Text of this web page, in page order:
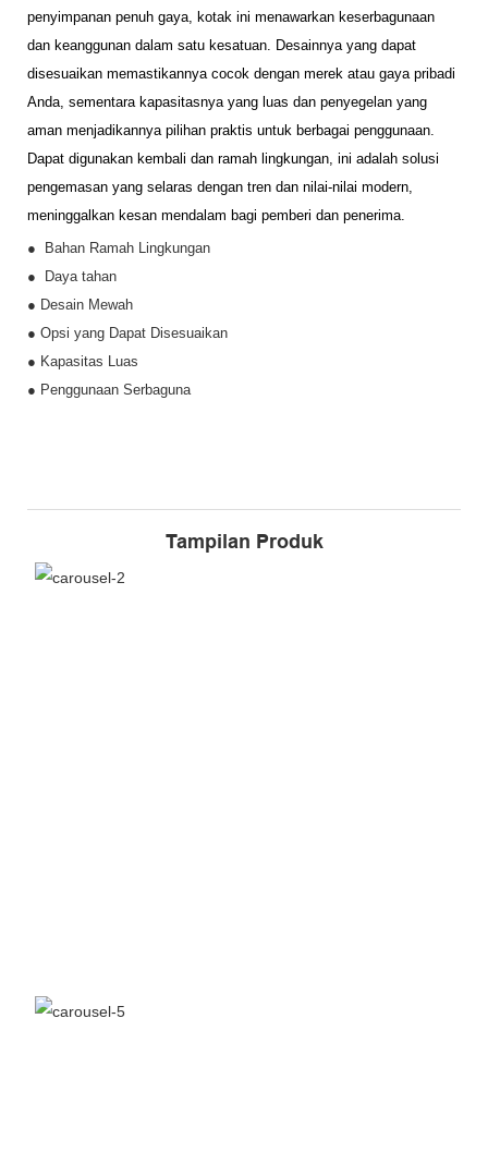
penyimpanan penuh gaya, kotak ini menawarkan keserbagunaan
dan keanggunan dalam satu kesatuan. Desainnya yang dapat
disesuaikan memastikannya cocok dengan merek atau gaya pribadi
Anda, sementara kapasitasnya yang luas dan penyegelan yang
aman menjadikannya pilihan praktis untuk berbagai penggunaan.
Dapat digunakan kembali dan ramah lingkungan, ini adalah solusi
pengemasan yang selaras dengan tren dan nilai-nilai modern,
meninggalkan kesan mendalam bagi pemberi dan penerima.
● Bahan Ramah Lingkungan
● Daya tahan
● Desain Mewah
● Opsi yang Dapat Disesuaikan
● Kapasitas Luas
● Penggunaan Serbaguna
Tampilan Produk